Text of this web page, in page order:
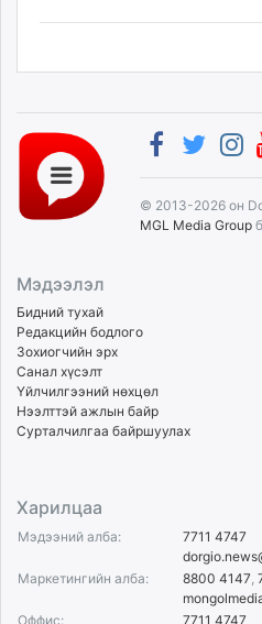
© 2013-2026 он
MGL Media Group
Мэдээлэл
Бидний тухай
Редакцийн бодлого
Зохиогчийн эрх
Санал хүсэлт
Үйлчилгээний нөхцөл
Нээлттэй ажлын байр
Сурталчилгаа байршуулах
Харилцаа
Мэдээний алба:
7711 4747
Маркетингийн алба:
8800 4147
Оффис:
7711 4747